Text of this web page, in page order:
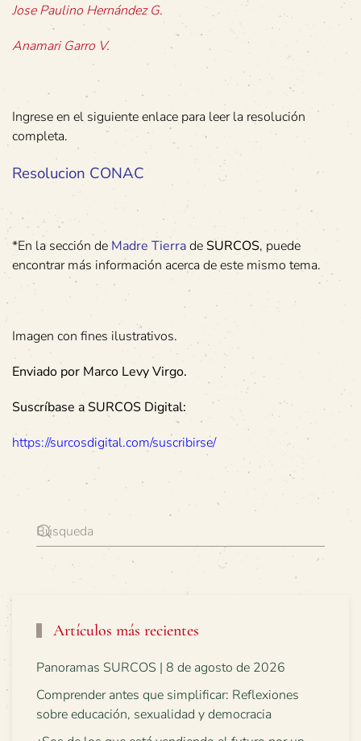
Jose Paulino Hernández G.
Anamari Garro V.
Ingrese en el siguiente enlace para leer la resolución
completa.
Resolucion CONAC
*En la sección de Madre Tierrade SURCOS, puede
encontrar más información acerca de este mismo tema.
Imagen con fines ilustrativos.
Enviado por Marco Levy Virgo.
Suscríbase a SURCOS Digital:
https://surcosdigital.com/suscribirse/
Artículos más recientes
Panoramas SURCOS | 8 de agosto de 2026
Comprender antes que simplificar: Reflexiones
sobre educación, sexualidad y democracia